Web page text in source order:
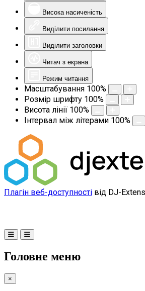
Висока насиченість
Виділити посилання
Виділити заголовки
Читач з екрана
Режим читання
Масштабування 100%
Розмір шрифту 100%
Висота лінії 100%
Інтервал між літерами 100%
Плагін веб-доступності від DJ-
Головне меню
×